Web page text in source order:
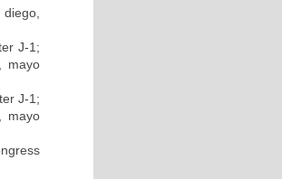
J-1;
mayo
J-1;
mayo